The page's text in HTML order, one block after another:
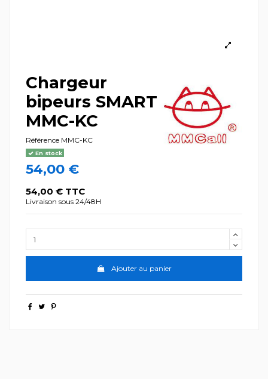
Chargeur
bipeurs SMART
MMC-KC
Référence MMC-KC
En stock
54,00 €
54,00 € TTC
Livraison sous 24/48H
Ajouter au panier